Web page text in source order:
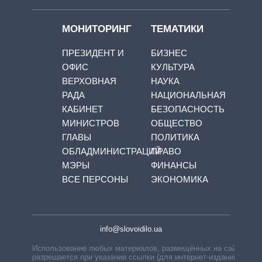
МОНИТОРИНГ
ПРЕЗИДЕНТ И
ОФИС
ВЕРХОВНАЯ
РАДА
КАБИНЕТ
МИНИСТРОВ
ГЛАВЫ
ОБЛАДМИНИСТРАЦИЙ
МЭРЫ
ВСЕ ПЕРСОНЫ
ТЕМАТИКИ
БИЗНЕС
КУЛЬТУРА
НАУКА
НАЦИОНАЛЬНАЯ
БЕЗОПАСНОСТЬ
ОБЩЕСТВО
ПОЛИТИКА
ПРАВО
ФИНАНСЫ
ЭКОНОМИКА
info@slovoidilo.ua
Использование любых материалов, размещённых на сайте,
разрешается при указании ссылки (для интернет-изданий —